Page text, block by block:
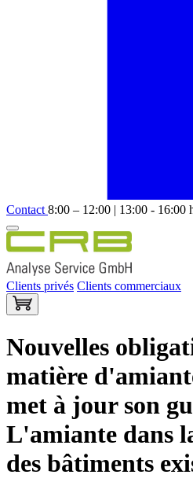
Contact 8:00 – 12:00 | 13:00 - 16:00
Clients privés Clients commerciaux
Nouvelles
matière
met à jour son
L'amiante dans
des bâtiments